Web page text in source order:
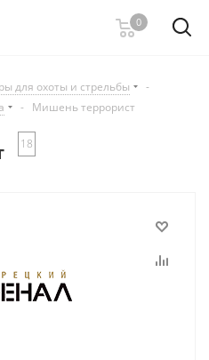
0
для охоты и стрельбы
-
- Мишень террорист
18